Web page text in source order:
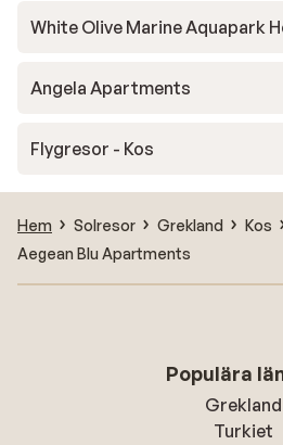
White Olive Marine Aquapark
Angela Apartments
Flygresor - Kos
Hem Solresor Grekland Kos
Aegean Blu Apartments
Populära
Grekland
Turkiet